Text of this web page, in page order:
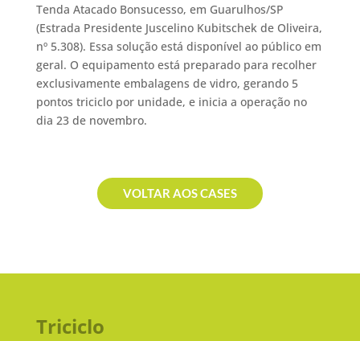
Tenda Atacado Bonsucesso, em Guarulhos/SP
(Estrada Presidente Juscelino Kubitschek de Oliveira,
nº 5.308). Essa solução está disponível ao público em
geral. O equipamento está preparado para recolher
exclusivamente embalagens de vidro, gerando 5
pontos triciclo por unidade, e inicia a operação no
dia 23 de novembro.
VOLTAR AOS CASES
Triciclo